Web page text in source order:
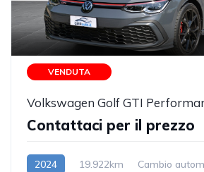
VENDUTA
Contattaci per il prezzo
2024 19.922km
Cambio